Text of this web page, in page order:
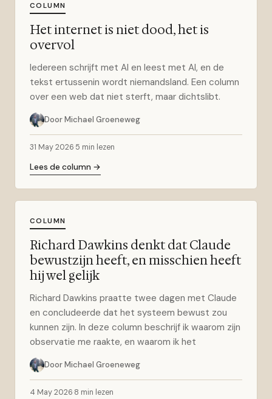
COLUMN
Het internet is niet dood, het is
overvol
Iedereen schrijft met AI en leest met AI, en de
tekst ertussenin wordt niemandsland. Een column
over een web dat niet sterft, maar dichtslibt.
Door Michael Groeneweg
31 May 2026·5 min lezen
Lees de column →
COLUMN
Richard Dawkins denkt dat Claude
bewustzijn heeft, en misschien heeft
hij wel gelijk
Richard Dawkins praatte twee dagen met Claude
en concludeerde dat het systeem bewust zou
kunnen zijn. In deze column beschrijf ik waarom zijn
observatie me raakte, en waarom ik het
Door Michael Groeneweg
4 May 2026·8 min lezen